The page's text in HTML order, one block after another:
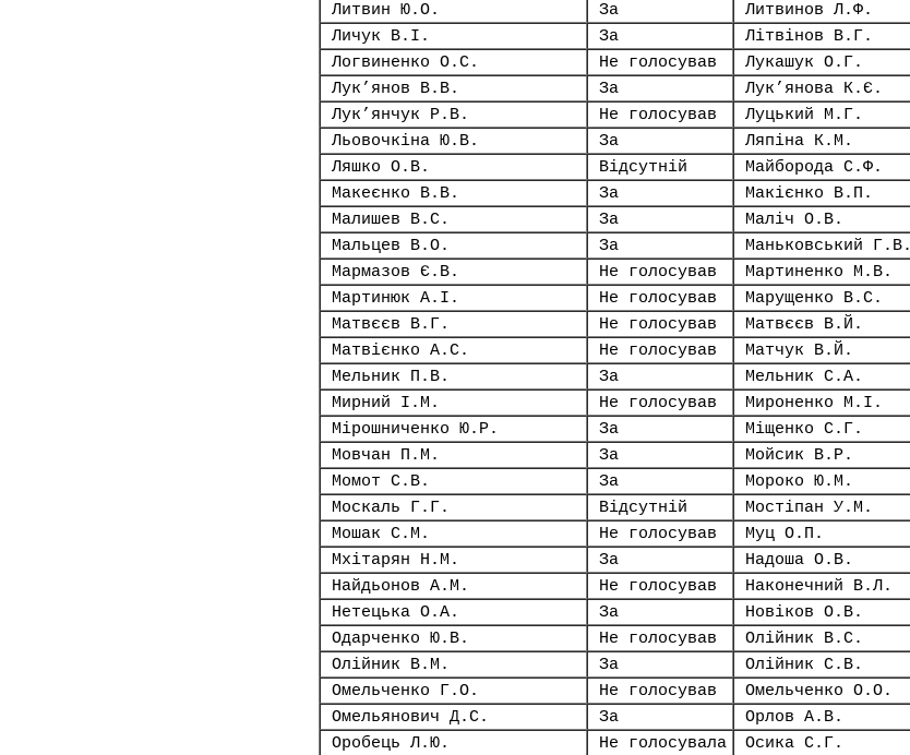
Литвин Ю.О.
За Литвинов Л.Ф.
Личук В.І.
За Літвінов В.Г.
Логвиненко О.С.
Не голосував Лукашук О.Г.
Лук’янов В.В.
За Лук’янова К.Є.
Лук’янчук Р.В.
Не голосував Луцький М.Г.
Льовочкіна Ю.В.
За Ляпіна К.М.
Ляшко О.В.
Відсутній Майборода С.Ф.
Макеєнко В.В.
За Макієнко В.П.
Малишев В.С.
За Маліч О.В.
Мальцев В.О.
За Маньковський Г.В.
Мармазов Є.В.
Не голосував Мартиненко М.В.
Мартинюк А.І.
Не голосував Марущенко В.С.
Матвєєв В.Г.
Не голосував Матвєєв В.Й.
Матвієнко А.С.
Не голосував Матчук В.Й.
Мельник П.В.
За Мельник С.А.
Мирний І.М.
Не голосував Мироненко М.І.
Мірошниченко Ю.Р.
За Міщенко С.Г.
Мовчан П.М.
За Мойсик В.Р.
Момот С.В.
За Мороко Ю.М.
Москаль Г.Г.
Відсутній Мостіпан У.М.
Мошак С.М.
Не голосував Муц О.П.
Мхітарян Н.М.
За Надоша О.В.
Найдьонов А.М.
Не голосував Наконечний В.Л.
Нетецька О.А.
За Новіков О.В.
Одарченко Ю.В.
Не голосував Олійник В.С.
Олійник В.М.
За Олійник С.В.
Омельченко Г.О.
Не голосував Омельченко О.О.
Омельянович Д.С.
За Орлов А.В.
Оробець Л.Ю.
Не голосувала Осика С.Г.